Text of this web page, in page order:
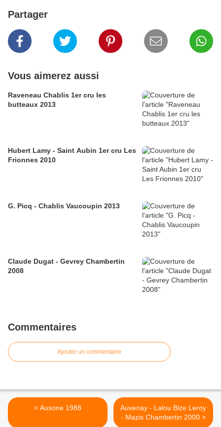
Partager
Vous aimerez aussi
Raveneau Chablis 1er cru les
butteaux 2013
Hubert Lamy - Saint Aubin 1er cru Les
Frionnes 2010
G. Picq - Chablis Vaucoupin 2013
Claude Dugat - Gevrey Chambertin
2008
Commentaires
Ajouter un commentaire
< Ausone 1988
Auvenay - Lalou Bize Leroy
- Mazis Chambertin 2000 >